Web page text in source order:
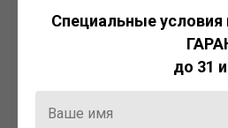
Актуальная
и инструменты для
эффективной
Специальные условия
до 31